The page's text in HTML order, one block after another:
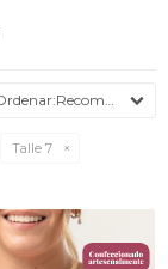
Recomendados
Talle 7